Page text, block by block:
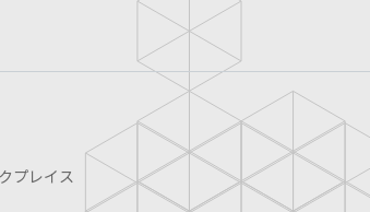
プレイス